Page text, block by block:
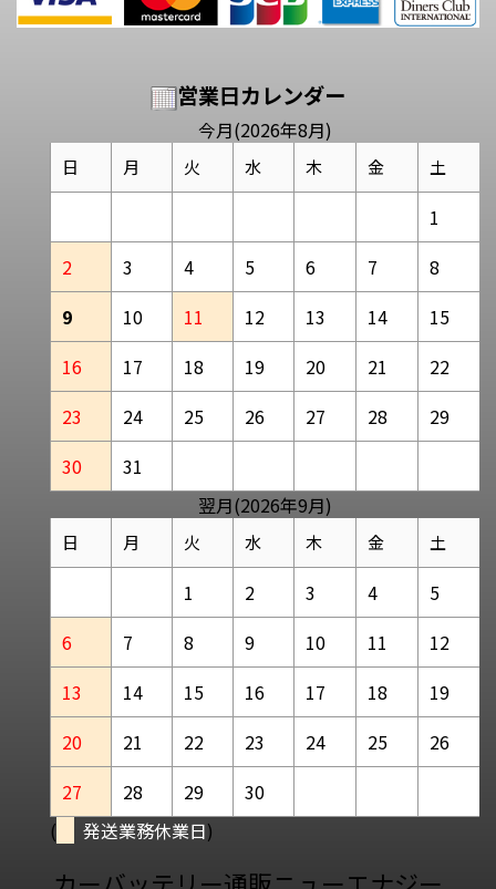
営業日カレンダー
今月(2026年8月)
日 月 火 水 木 金 土
1
2
3 4 5 6 7
8
9
10 11 12 13 14
15
16
17 18 19 20 21
22
23
24 25 26 27 28
29
30
31
翌月(2026年9月)
日 月 火 水 木 金 土
1 2 3 4
5
6
7 8 9 10 11
12
13
14 15 16 17 18
19
20
21 22 23 24 25
26
27
28 29
30
(
発送業務休業日)